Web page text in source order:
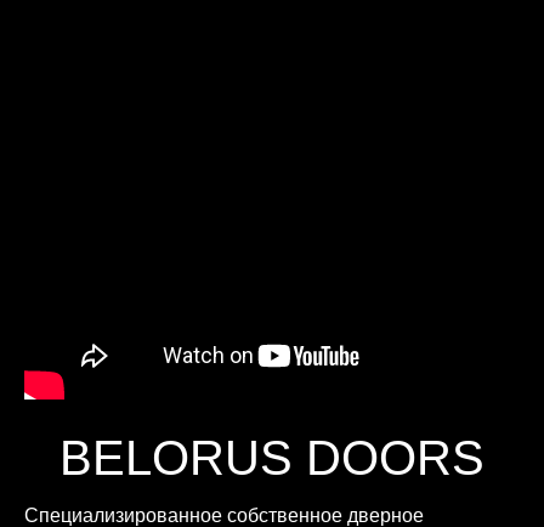
BELORUS DOORS
Специализированное собственное дверное